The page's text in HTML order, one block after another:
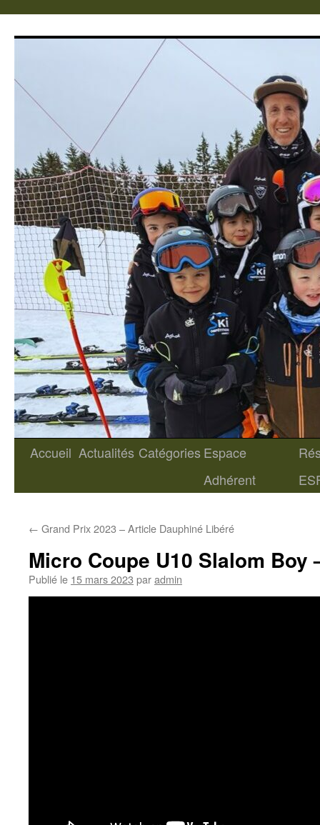
Aller
Accueil Actualités Catégories Espace
Adhérent
← Grand Prix 2023 – Article Dauphiné Libéré
Micro Coupe U10 Slalom Boy
Publié le 15 mars 2023 paradmin